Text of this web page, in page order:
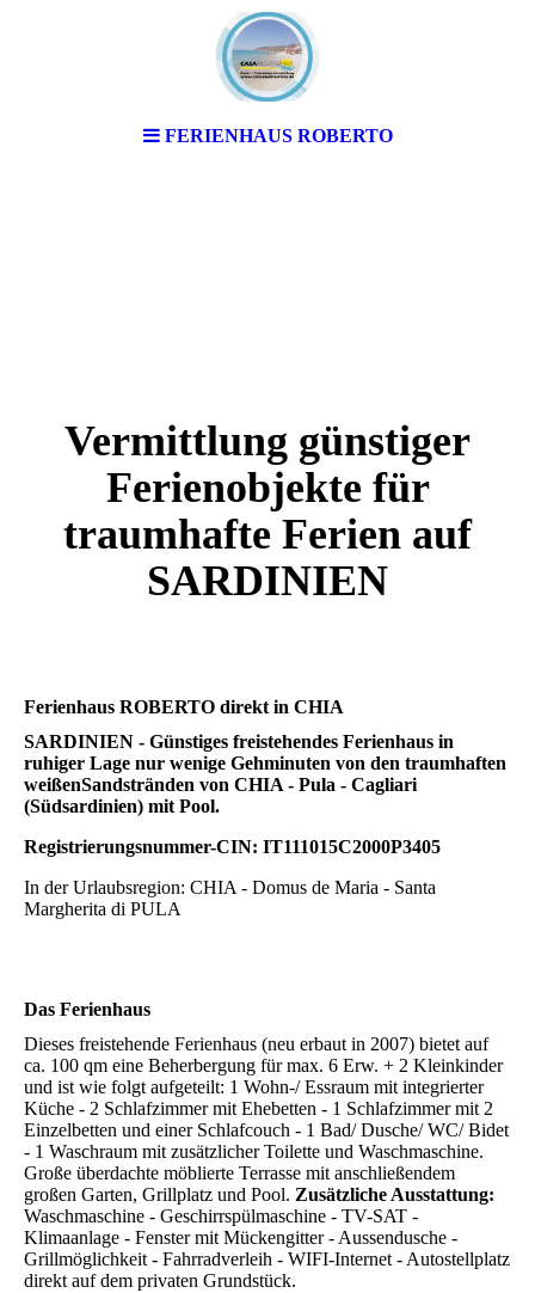
FERIENHAUS ROBERTO
Vermittlung günstiger
Ferienobjekte für
traumhafte Ferien auf
SARDINIEN
Ferienhaus ROBERTO direkt in CHIA
SARDINIEN - Günstiges freistehendes Ferienhaus in
ruhiger Lage nur wenige Gehminuten von den traumhaften
weißenSandstränden von CHIA - Pula - Cagliari
(Südsardinien) mit Pool.
Registrierungsnummer-CIN: IT111015C2000P3405
In der Urlaubsregion: CHIA - Domus de Maria - Santa
Margherita di PULA
Das Ferienhaus
Dieses freistehende Ferienhaus (neu erbaut in 2007) bietet auf
ca. 100 qm eine Beherbergung für max. 6 Erw. + 2 Kleinkinder
und ist wie folgt aufgeteilt: 1 Wohn-/ Essraum mit integrierter
Küche - 2 Schlafzimmer mit Ehebetten - 1 Schlafzimmer mit 2
Einzelbetten und einer Schlafcouch - 1 Bad/ Dusche/ WC/ Bidet
- 1 Waschraum mit zusätzlicher Toilette und Waschmaschine.
Große überdachte möblierte Terrasse mit anschließendem
großen Garten, Grillplatz und Pool. Zusätzliche Ausstattung:
Waschmaschine - Geschirrspülmaschine - TV-SAT -
Klimaanlage - Fenster mit Mückengitter - Aussendusche -
Grillmöglichkeit - Fahrradverleih - WIFI-Internet - Autostellplatz
direkt auf dem privaten Grundstück.